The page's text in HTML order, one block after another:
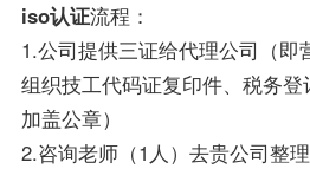
iso认证流程：
1.公司提供三证给代理公司（即
组织技工代码证复印件、税务
加盖公章）
2.咨询老师（1人）去贵公司整